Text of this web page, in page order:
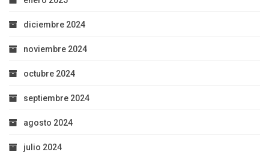
diciembre 2024
noviembre 2024
octubre 2024
septiembre 2024
agosto 2024
julio 2024